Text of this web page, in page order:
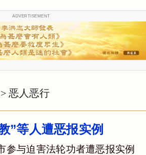
ADVERTISEMENT
> 恶人恶行
”等人遭恶报实例
与迫害法轮功者遭恶报实例